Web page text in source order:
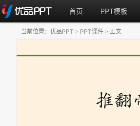
首页 PPT模板
当前位置： 优品PPT > PPT课件 > 正文